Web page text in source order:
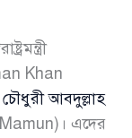
Khan
চৌধুরী আবদুল্লাহ
এদের